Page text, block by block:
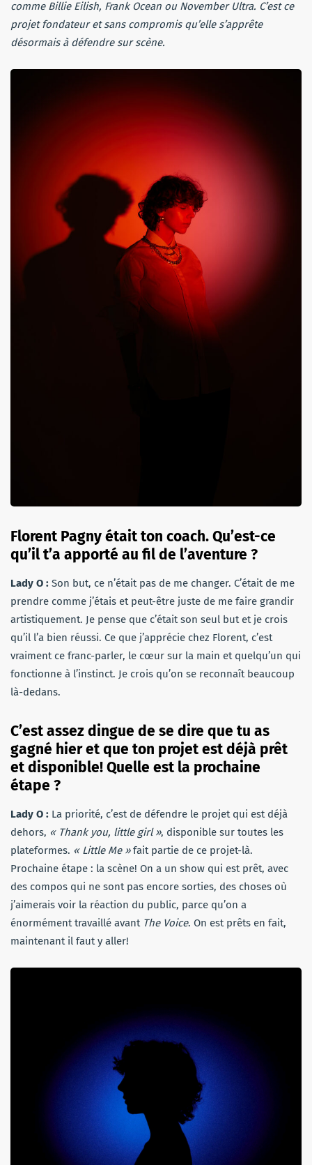
comme Billie Eilish, Frank Ocean ou November Ultra. C’est ce
projet fondateur et sans compromis qu’elle s’apprête
désormais à défendre sur scène.
Florent Pagny était ton coach. Qu’est-ce
qu’il t’a apporté au fil de l’aventure ?
Lady O : Son but, ce n’était pas de me changer. C’était de me
prendre comme j’étais et peut-être juste de me faire grandir
artistiquement. Je pense que c’était son seul but et je crois
qu’il l’a bien réussi. Ce que j’apprécie chez Florent, c’est
vraiment ce franc-parler, le cœur sur la main et quelqu’un qui
fonctionne à l’instinct. Je crois qu’on se reconnaît beaucoup
là-dedans.
C’est assez dingue de se dire que tu as
gagné hier et que ton projet est déjà prêt
et disponible! Quelle est la prochaine
étape ?
Lady O : La priorité, c’est de défendre le projet qui est déjà
dehors, « Thank you, little girl », disponible sur toutes les
plateformes. « Little Me »fait partie de ce projet-là.
Prochaine étape : la scène! On a un show qui est prêt, avec
des compos qui ne sont pas encore sorties, des choses où
j’aimerais voir la réaction du public, parce qu’on a
énormément travaillé avant The Voice. On est prêts en fait,
maintenant il faut y aller!